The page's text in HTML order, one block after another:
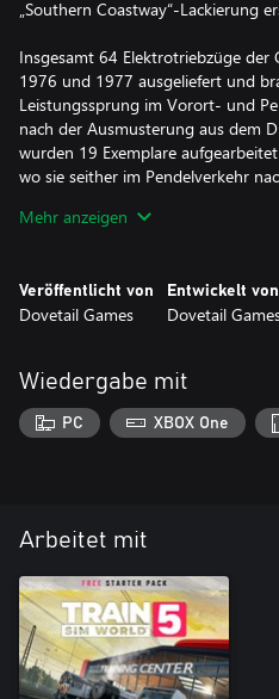
„Southern Coastway“-Lackierung
Insgesamt 64 Elektrotriebzüge der
1976 und 1977 ausgeliefert und
Leistungssprung im Vorort- und
nach der Ausmusterung aus dem
wurden 19 Exemplare
wo sie seither im Pendelverkehr
Eastbourne fahren können. In
Noch immer zuverlässig
unverwechselbar und Sie können
Mehr anzeigen
Veröffentlicht von
Dovetail Games
Entwickelt von
Dovetail
Wiedergabe mit
PC XBOX One
Arbeitet mit